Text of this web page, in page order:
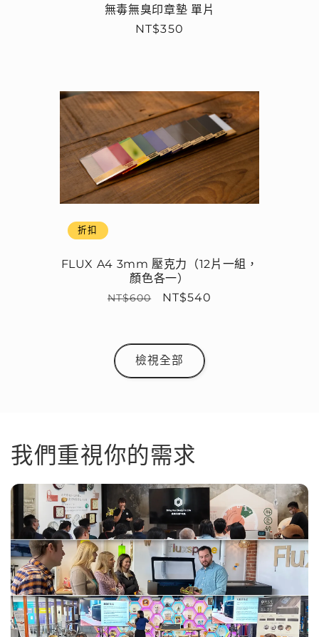
無毒無臭印章墊 單片
定
NT$350
折扣
FLUX A4 3mm 壓克力（12片一組，
顏色各一）
定
NT$600
售
NT$540
檢視全部
我們重視你的需求